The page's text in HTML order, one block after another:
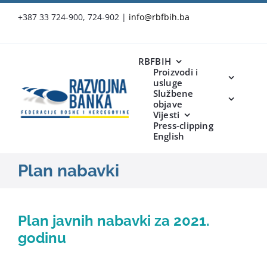
+387 33 724-900, 724-902 | info@rbfbih.ba
RBFBIH
Proizvodi i
usluge
Službene
objave
Vijesti
Press-clipping
English
Plan nabavki
Plan javnih nabavki za 2021.
godinu